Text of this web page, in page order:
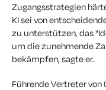
Zugangsstrategien
KI sei von
zu unterstützen, das
um die zunehmende
bekämpfen, sagte er.
Führende Vertreter von